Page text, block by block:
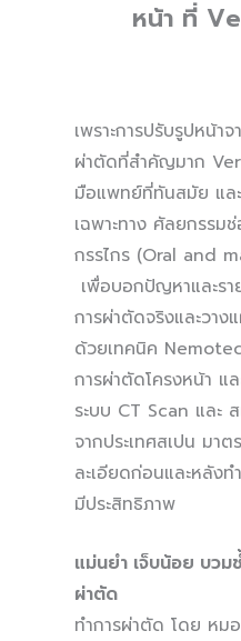
หน้า ที่
เพราะการปรับรูปหน้า
ผ่าตัดที่สำคัญมาก
มือแพทย์ที่ทันสมัย แล
เฉพาะทาง ศัลยกรรม
กรรไกร (Oral and
เพื่อบอกปัญหาและร
การผ่าตัดจริงและวาง
ด้วยเทคนิค
การผ่าตัดโครงหน้า แ
ระบบ CT Scan และ
จากประเทศสเปน มาต
ละเอียดก่อนและหลังท
มีประสิทธิภาพ
แม่นยำ เจ็บน้อย บวม
ผ่าตัด
ทำการผ่าตัด โดย ห